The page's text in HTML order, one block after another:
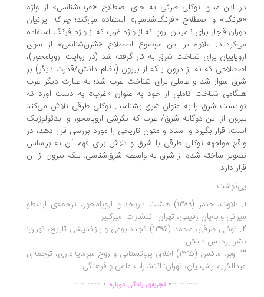
این میان توکلی طرقی به جای اصطلاح «غرب‌شناسی» از واژه
و اصطلاح «فرنگ‌شناسی» استفاده می‌کند؛ چراکه ایرانیان
قاجار برای نامیدن اروپا نه از واژه غرب که از واژه فرنگ استفاده
علاوه بر این موضوع اصطلاح «شرق‌شناسی» از سوی
برای شناخت شرق به کار گرفته شد (در روایت اروپامحور)،
که نه از درون بلکه از بیرون (نظام دانش/قدرت دیگر) بر
سوار شد و عاملی برای شناخت غرب شد؛ به عبارت دیگر غرب
شناخت کاملی از خود به عنوان «غرب» به دست آورد که
شرق را به عنوان شرق بشناسد. توکلی طرقی تلاش می‌کند
از این دوگانه شرق/ غرب که نگرشی اروپامحور و ایدئولوژیک
قرار بگیرد و اسناد و متون تاریخی را مورد بررسی قرار دهد، در
مواجهه توکلی طرقی با شرق و تلاش برای فهم آن نه براساس
ساخته شده از شرق به واسطه شرق‌شناسی، بلکه بیرون از آن
دارد.
1. بلاوت، جیمز (۱۳۸۹) هشت تاریخدان اروپامحور، ترجمه‌ی ارسطو
و به‌یان رفیعی، تهران: انتشارات امیرکبیر.
2. توکلی طرقی، محمد (۱۳۹۵) تجدد بومی و بازاندیشی تاریخ، تهران:
پردیس دانش.
3. وبر، ماکس (۱۳۹۵) اخلاق پروتستانی و روح سرمایه‌داری، ترجمه‌ی
رشیدیان، تهران: انتشارات علمی و فرهنگی.
................تجربه‌ی زندگی دوباره ...............